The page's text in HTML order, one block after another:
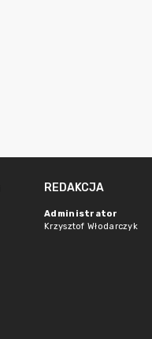
REDAKCJA
Administrator
Krzysztof Włodarczyk